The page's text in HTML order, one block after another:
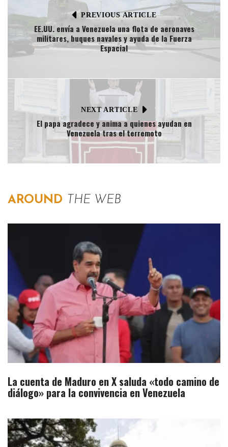
PREVIOUS ARTICLE
EE.UU. envía a Venezuela una flota de aeronaves
militares, buques navales y ayuda de la Fuerza
Espacial
NEXT ARTICLE
El papa agradece y anima a quienes ayudan en
Venezuela tras el terremoto
AROUND THE WEB
La cuenta de Maduro en X saluda «todo camino de
diálogo» para la convivencia en Venezuela